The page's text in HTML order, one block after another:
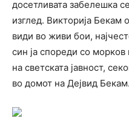
досетливата забелешка
изглед. Викторија Бекам
види во живи бои,
син ја спореди со
на светската јавност,
во домот на Дејвид Бекам.